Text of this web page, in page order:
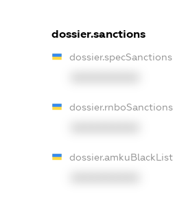
dossier.sanctions
dossier.specSanctions
dossier.rnboSanctions
dossier.amkuBlackList